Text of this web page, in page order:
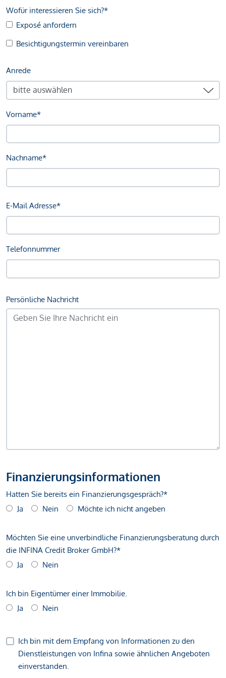
Wofür interessieren Sie sich?*
Exposé anfordern
Besichtigungstermin vereinbaren
Anrede
Vorname*
Nachname*
E-Mail Adresse*
Telefonnummer
Persönliche Nachricht
Finanzierungsinformationen
Hatten Sie bereits ein Finanzierungsgespräch?*
Ja
Nein Möchte ich nicht angeben
Möchten Sie eine unverbindliche Finanzierungsberatung durch
die INFINA Credit Broker GmbH?*
Ja
Nein
Ich bin Eigentümer einer Immobilie.
Ja
Nein
Ich bin mit dem Empfang von Informationen zu den
Dienstleistungen von Infina sowie ähnlichen Angeboten
einverstanden.